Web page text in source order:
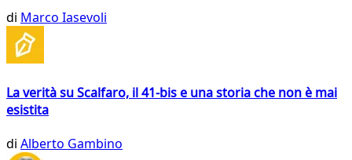
di Marco Iasevoli
La verità su Scalfaro, il 41-bis e una storia che non è mai
esistita
di Alberto Gambino